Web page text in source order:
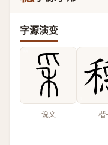
字源演变
说文 楷